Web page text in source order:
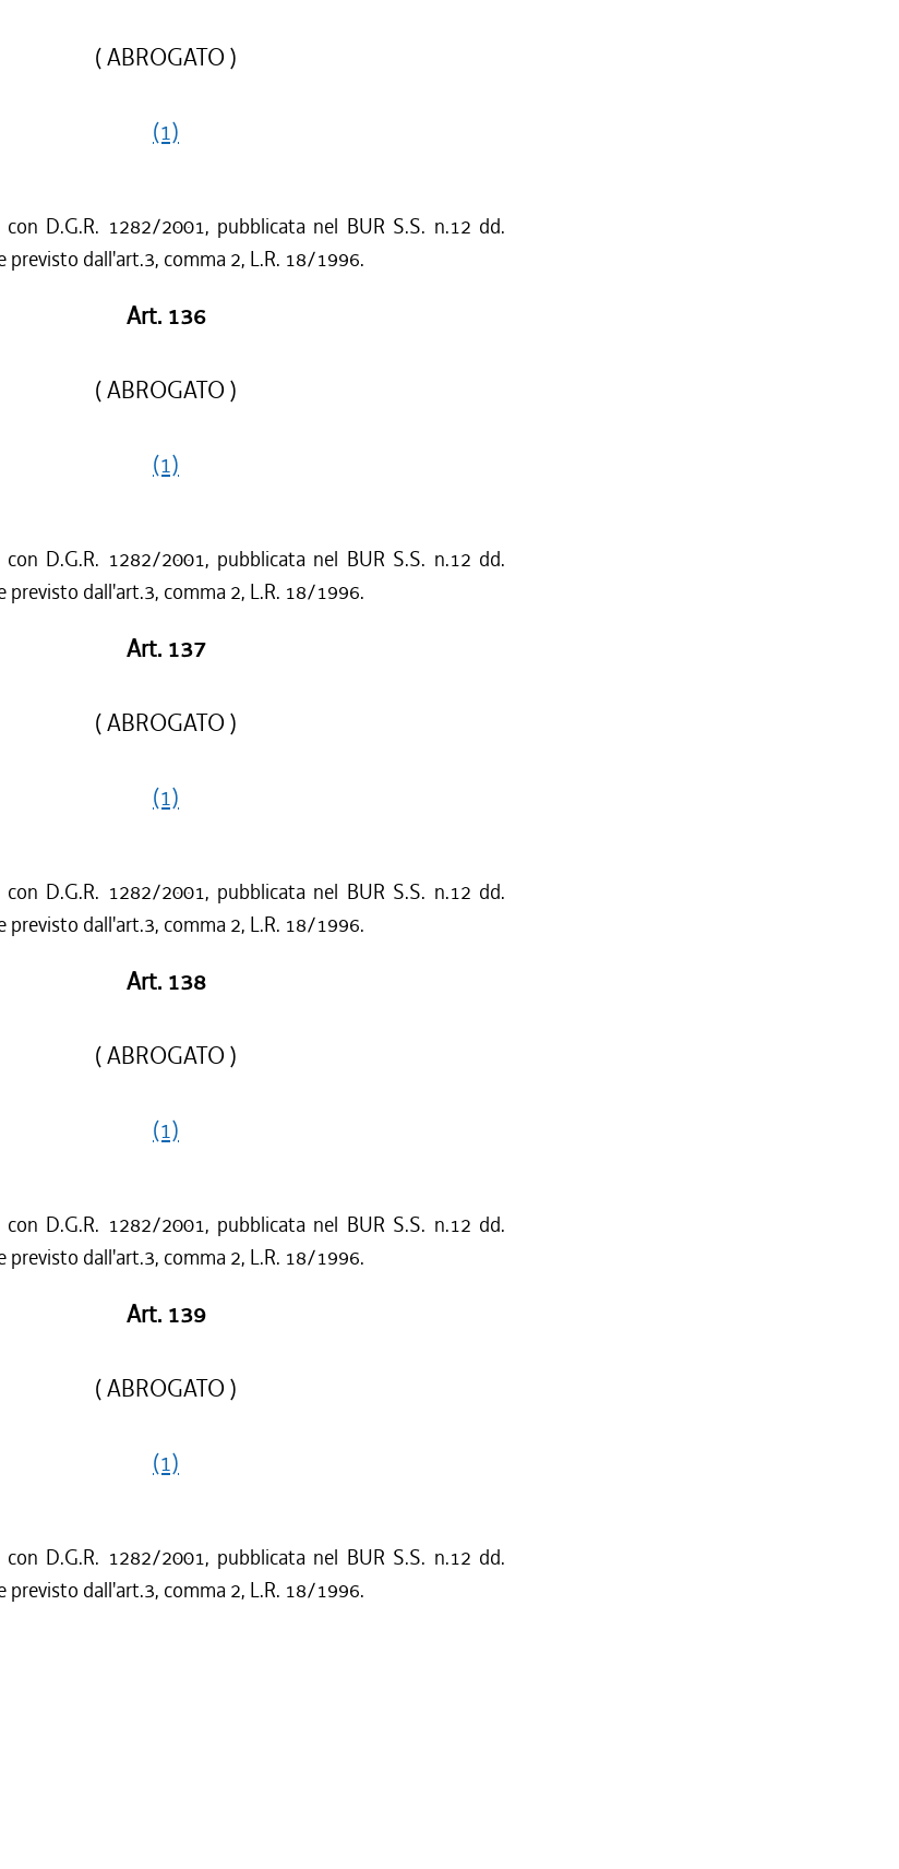
( ABROGATO )
(1)
D.G.R. 1282/2001, pubblicata nel BUR S.S. n.12 dd.
previsto dall'art.3, comma 2, L.R. 18/1996.
Art. 136
( ABROGATO )
(1)
D.G.R. 1282/2001, pubblicata nel BUR S.S. n.12 dd.
previsto dall'art.3, comma 2, L.R. 18/1996.
Art. 137
( ABROGATO )
(1)
D.G.R. 1282/2001, pubblicata nel BUR S.S. n.12 dd.
previsto dall'art.3, comma 2, L.R. 18/1996.
Art. 138
( ABROGATO )
(1)
D.G.R. 1282/2001, pubblicata nel BUR S.S. n.12 dd.
previsto dall'art.3, comma 2, L.R. 18/1996.
Art. 139
( ABROGATO )
(1)
D.G.R. 1282/2001, pubblicata nel BUR S.S. n.12 dd.
previsto dall'art.3, comma 2, L.R. 18/1996.